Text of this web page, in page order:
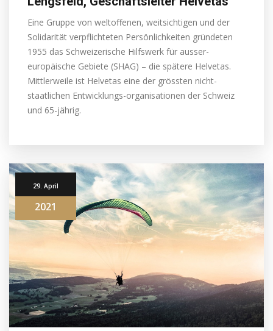
Eine Gruppe von weltoffenen, weitsichtigen und der
Solidarität verpflichteten Persönlichkeiten gründeten
1955 das Schweizerische Hilfswerk für ausser-
europäische Gebiete (SHAG) – die spätere Helvetas.
Mittlerweile ist Helvetas eine der grössten nicht-
staatlichen Entwicklungs-organisationen der Schweiz
und 65-jährig.
29. April
2021